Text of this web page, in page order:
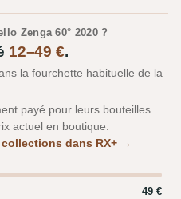
Zenga 60° 2020 ?
12–49 €.
la fourchette habituelle de la
payé pour leurs bouteilles.
actuel en boutique.
dans RX+ →
49 €